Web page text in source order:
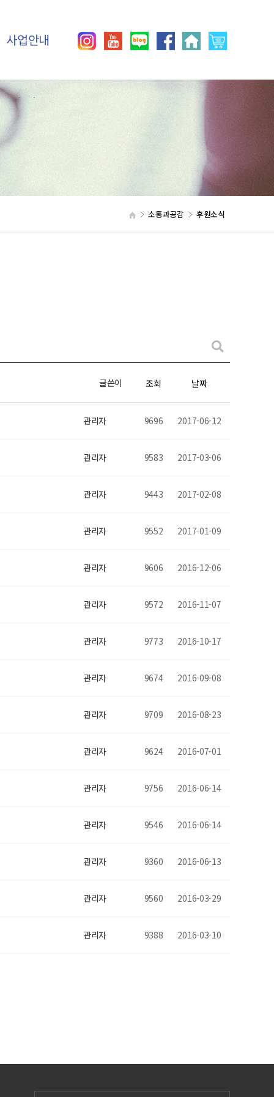
사업안내
이용안내
직업재활사업
사회재활사업
소통과공감 후원소식
글쓴이 조회 날짜
관리자 9696 2017-06-12
관리자 9583 2017-03-06
관리자 9443 2017-02-08
관리자 9552 2017-01-09
관리자 9606 2016-12-06
관리자 9572 2016-11-07
관리자 9773 2016-10-17
관리자 9674 2016-09-08
관리자 9709 2016-08-23
관리자 9624 2016-07-01
관리자 9756 2016-06-14
관리자 9546 2016-06-14
관리자 9360 2016-06-13
관리자 9560 2016-03-29
관리자 9388 2016-03-10